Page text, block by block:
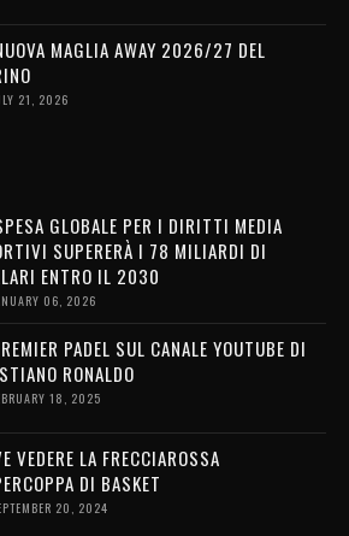
MAGLIA AWAY 2026/27 DEL
21, 2026
GLOBALE PER I DIRITTI MEDIA
SUPERERÀ I 78 MILIARDI DI
ENTRO IL 2030
06, 2026
PADEL SUL CANALE YOUTUBE DI
RONALDO
18, 2025
VEDERE LA FRECCIAROSSA
DI BASKET
20, 2024